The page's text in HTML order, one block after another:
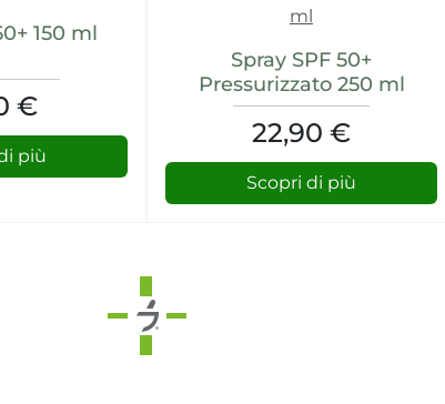
150 ml
€
più
Spray SPF 50+
Pressurizzato 250 ml
22,90 €
Scopri di più